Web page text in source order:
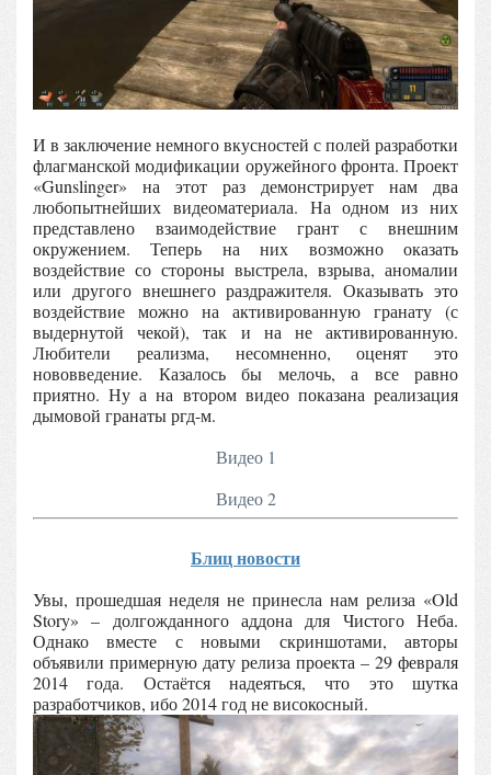
И в заключение немного вкусностей с полей разработки
флагманской модификации оружейного фронта. Проект
«Gunslinger» на этот раз демонстрирует нам два
любопытнейших видеоматериала. На одном из них
представлено взаимодействие грант с внешним
окружением. Теперь на них возможно оказать
воздействие со стороны выстрела, взрыва, аномалии
или другого внешнего раздражителя. Оказывать это
воздействие можно на активированную гранату (с
выдернутой чекой), так и на не активированную.
Любители реализма, несомненно, оценят это
нововведение. Казалось бы мелочь, а все равно
приятно. Ну а на втором видео показана реализация
дымовой гранаты ргд-м.
Видео 1
Видео 2
Блиц новости
Увы, прошедшая неделя не принесла нам релиза «Old
Story» – долгожданного аддона для Чистого Неба.
Однако вместе с новыми скриншотами, авторы
объявили примерную дату релиза проекта – 29 февраля
2014 года. Остаётся надеяться, что это шутка
разработчиков, ибо 2014 год не високосный.